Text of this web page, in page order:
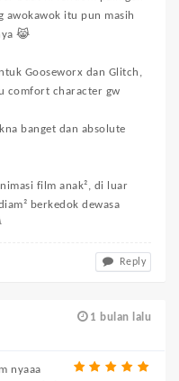
awokawok itu pun masih
😹
Gooseworx dan Glitch,
comfort character gw
banget dan absolute
film anak², di luar
berkedok dewasa
Reply
1 bulan lalu
nyaaa